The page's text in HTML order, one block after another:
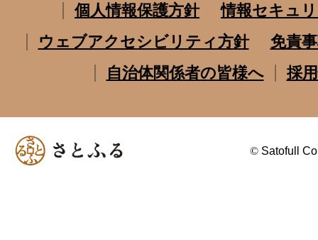
個人情報保護方針
情報セキュ
ウェブアクセシビリティ方針
免責
自治体関係者の皆様へ
採
© Satofull